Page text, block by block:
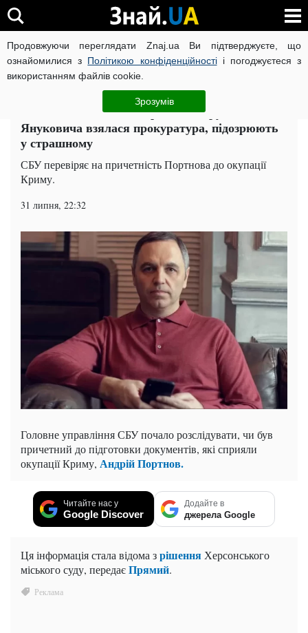
Продовжуючи переглядати Znaj.ua Ви підтверджуєте, що
ознайомилися з Політикою конфіденційностіі погоджуєтеся з
використанням файлів cookie.
Зрозумів
ВІЙНА РОСІЇ ПРОТИ УКРАЇНИ КОРОНАВІРУС В УКРАЇНІ
Політика ЧИТАТЬ НА РУССКОМ
Головний любитель України: за дружка
Януковича взялася прокуратура, підозрюють
у страшному
СБУ перевіряє на причетність Портнова до окупації
Криму.
31 липня, 22:32
Головне управління СБУ почало розслідувати, чи був
причетний до підготовки документів, які сприяли
окупації Криму, Андрій Портнов.
Читайте нас у
Google Discover
Додайте в
джерела Google
Ця інформація стала відома зрішення Херсонського
міського суду, передаєПрямий.